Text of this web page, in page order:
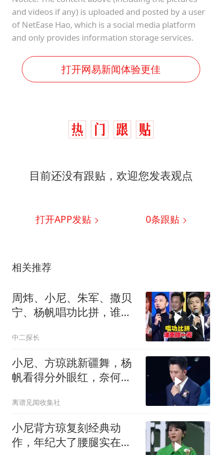
and videos if any) is uploaded and posted by a user
of NetEase Hao, which is a social media platform
and only provides information storage services.
打开网易新闻体验更佳
目前还没有跟贴，欢迎您发表观点
打开APP发贴 0条跟贴
相关推荐
周炜、小尼、朱军、撒贝
宁、杨帆唱功比拼，谁更
中二探长
小尼、方琼跳新疆舞，杨
帆看得分外眼红，奈何自
离谱见闻收集社
小尼背方琼复刻经典动
作，年纪大了腰腿实在扛